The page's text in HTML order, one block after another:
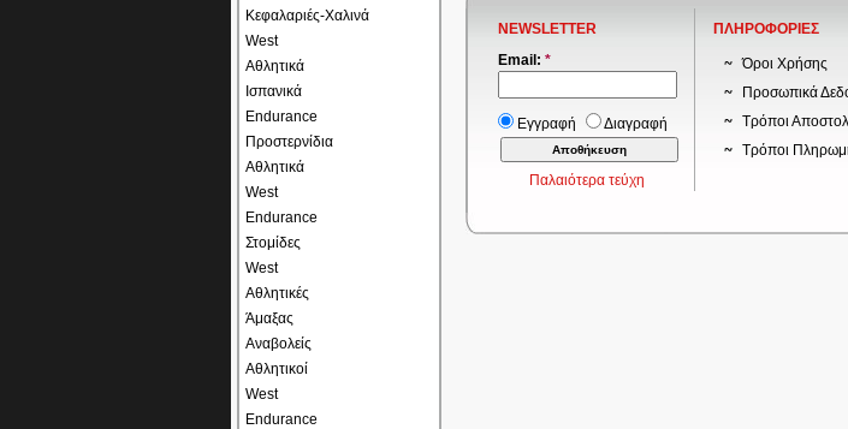
Κεφαλαριές-Χαλινά
West
Αθλητικά
Ισπανικά
Endurance
Προστερνίδια
Αθλητικά
West
Endurance
Στομίδες
West
Αθλητικές
Άμαξας
Αναβολείς
Αθλητικοί
West
Endurance
NEWSLETTER
Email: *
Εγγραφή Διαγραφή
Παλαιότερα τεύχη
ΠΛΗΡΟΦΟΡΙΕΣ
Όροι Χρήσης
Προσωπικά
Τρόποι
Τρόποι